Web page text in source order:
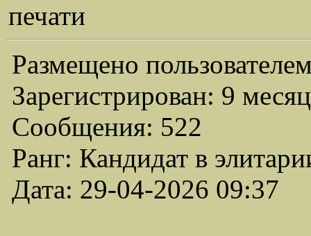
печати
Размещено
Зарегистрирован: 9
Сообщения: 522
Ранг: Кандидат в
Дата: 29-04-2026 09:37